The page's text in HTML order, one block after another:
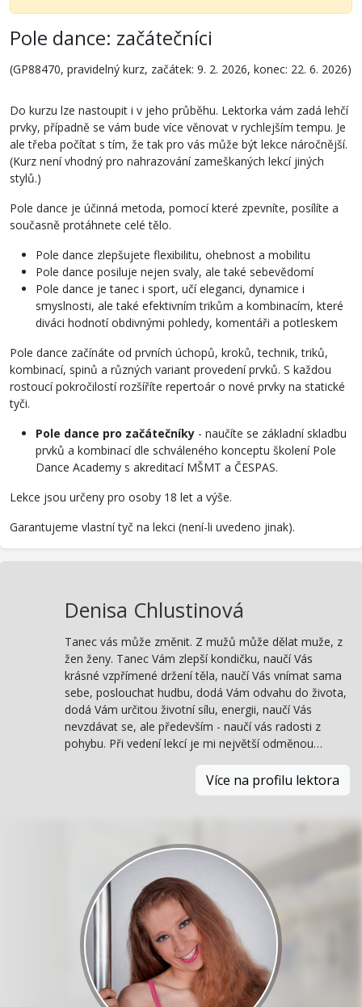
Pole dance: začátečníci
(GP88470, pravidelný kurz, začátek: 9. 2. 2026, konec: 22. 6. 2026)
Do kurzu lze nastoupit i v jeho průběhu. Lektorka vám zadá lehčí
prvky, případně se vám bude více věnovat v rychlejším tempu. Je
ale třeba počítat s tím, že tak pro vás může být lekce náročnější.
(Kurz není vhodný pro nahrazování zameškaných lekcí jiných
stylů.)
Pole dance je účinná metoda, pomocí které zpevníte, posílíte a
současně protáhnete celé tělo.
Pole dance zlepšujete flexibilitu, ohebnost a mobilitu
Pole dance posiluje nejen svaly, ale také sebevědomí
Pole dance je tanec i sport, učí eleganci, dynamice i
smyslnosti, ale také efektivním trikům a kombinacím, které
diváci hodnotí obdivnými pohledy, komentáři a potleskem
Pole dance začínáte od prvních úchopů, kroků, technik, triků,
kombinací, spinů a různých variant provedení prvků. S každou
rostoucí pokročilostí rozšíříte repertoár o nové prvky na statické
tyči.
Pole dance pro začátečníky - naučíte se základní skladbu
prvků a kombinací dle schváleného konceptu školení Pole
Dance Academy s akreditací MŠMT a ČESPAS.
Lekce jsou určeny pro osoby 18 let a výše.
Garantujeme vlastní tyč na lekci (není-li uvedeno jinak).
Denisa Chlustinová
Tanec vás může změnit. Z mužů může dělat muže, z
žen ženy. Tanec Vám zlepší kondičku, naučí Vás
krásné vzpřímené držení těla, naučí Vás vnímat sama
sebe, poslouchat hudbu, dodá Vám odvahu do života,
dodá Vám určitou životní sílu, energii, naučí Vás
nevzdávat se, ale především - naučí vás radosti z
pohybu. Při vedení lekcí je mi největší odměnou…
Více na profilu lektora